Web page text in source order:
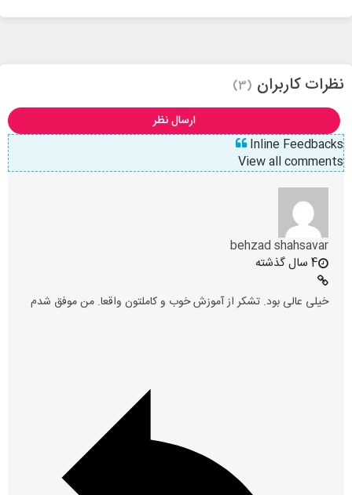
نظرات کاربران (3)
ارسال نظر
Inline Feedbacks
View all comments
behzad shahsavar
4 سال گذشته
خیلی عالی بود. تشکر از آموزش خوب و کاملتون واقعا. من موفق شدم